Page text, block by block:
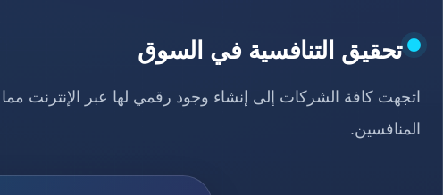
تحقيق التنافسية في السوق
اتجهت كافة الشركات إلى إنشاء وجود رقمي لها عبر الإنترنت
المنافسين.